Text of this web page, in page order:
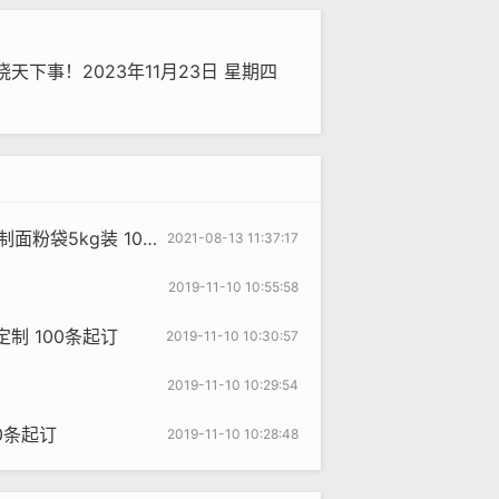
天下事！2023年11月23日 星期四
2021-08-13 11:37:17
装 10斤丝印面粉袋
2019-11-10 10:55:58
2019-11-10 10:30:57
制 100条起订
2019-11-10 10:29:54
2019-11-10 10:28:48
起订